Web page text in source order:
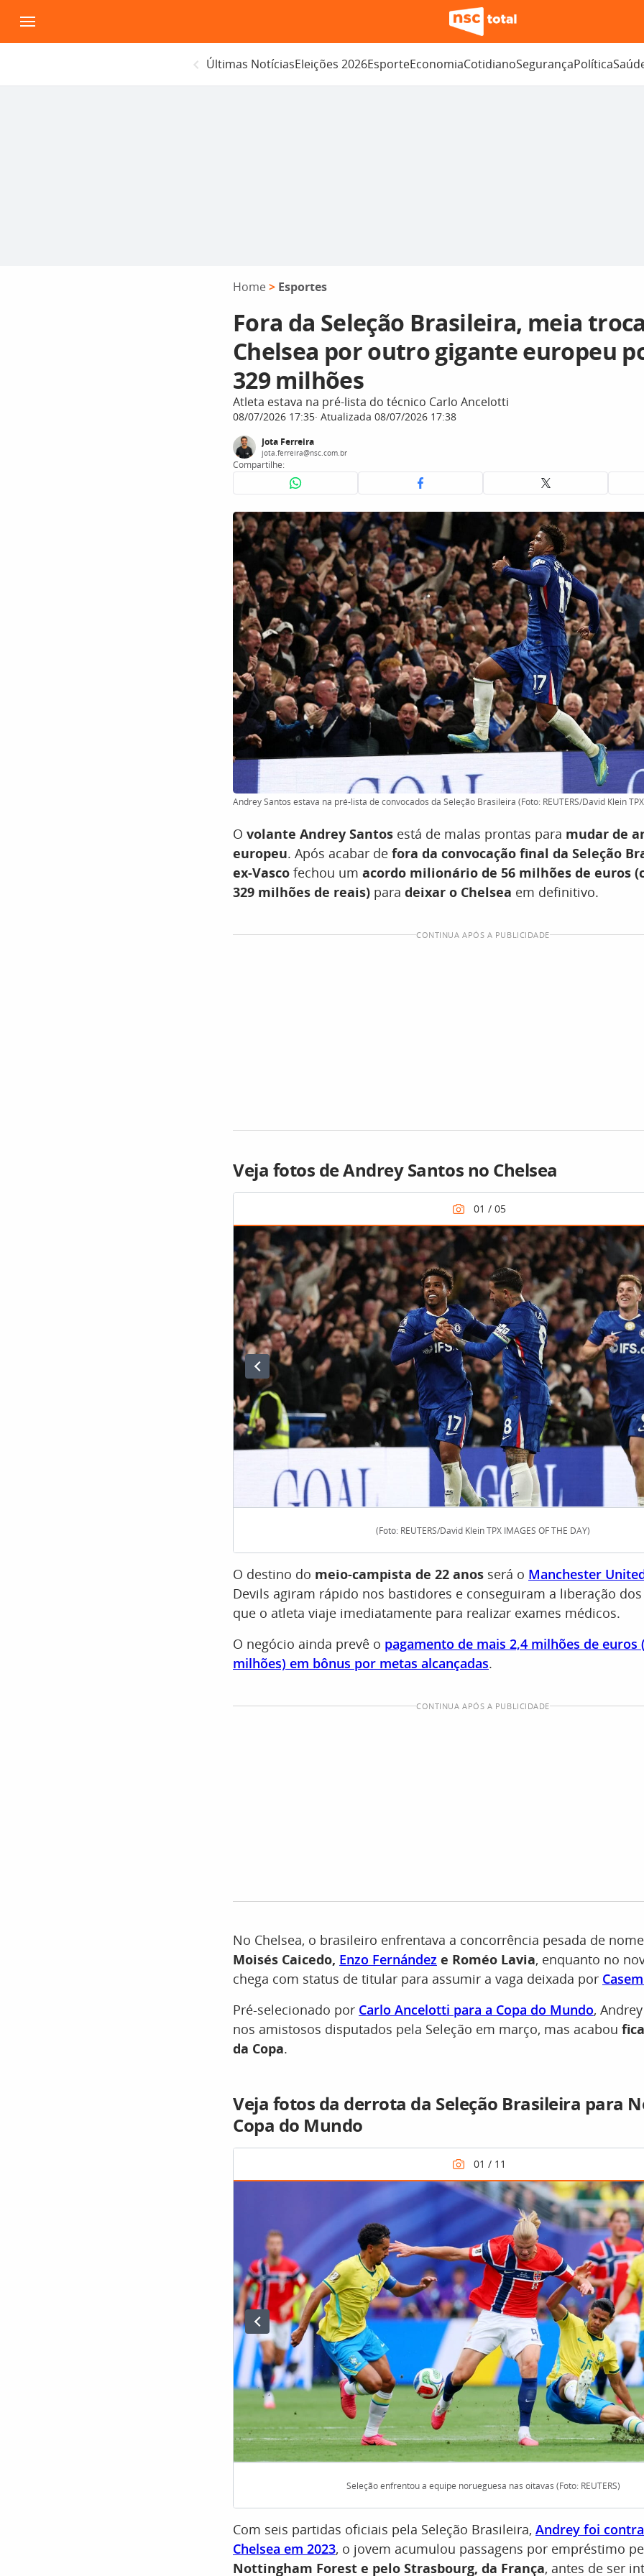
para
o
Últimas NotíciasEleições 2026EsporteEconomiaCotidianoSegurançaPolítica
Home > Esportes
Fora da Seleção Brasileira, meia
Chelsea por outro gigante europeu
329 milhões
Atleta estava na pré-lista do técnico Carlo Ancelotti
08/07/2026 17:35 Atualizada 08/07/2026 17:38
Jota Ferreira
jota.ferreira@nsc.com.br
Compartilhe:
Andrey Santos estava na pré-lista de convocados da Seleção Brasileira (Foto: REUTERS/David Klein TPX
O volante Andrey Santos está de malas prontas para mudar de
europeu. Após acabar de fora da convocação final da Seleção
ex-Vasco fechou um acordo milionário de 56 milhões de euros
329 milhões de reais) para deixar o Chelsea em definitivo.
CONTINUA APÓS A PUBLICIDADE
Veja fotos de Andrey Santos no Chelsea
(Foto: REUTERS/David Klein TPX IMAGES OF THE DAY)
O destino do meio-campista de 22 anos será o Manchester
Devils agiram rápido nos bastidores e conseguiram a liberação
que o atleta viaje imediatamente para realizar exames médicos.
O negócio ainda prevê o pagamento de mais 2,4 milhões de euros
milhões) em bônus por metas alcançadas.
CONTINUA APÓS A PUBLICIDADE
No Chelsea, o brasileiro enfrentava a concorrência pesada de
Moisés Caicedo, Enzo Fernández e Roméo Lavia, enquanto no
chega com status de titular para assumir a vaga deixada por
Pré-selecionado por Carlo Ancelotti para a Copa do Mundo,
nos amistosos disputados pela Seleção em março, mas acabou
da Copa.
Veja fotos da derrota da Seleção Brasileira para
Copa do Mundo
Seleção enfrentou a equipe norueguesa nas oitavas (Foto: REUTERS)
Com seis partidas oficiais pela Seleção Brasileira, Andrey foi
Chelsea em 2023, o jovem acumulou passagens por empréstimo
Nottingham Forest e pelo Strasbourg, da França, antes de ser